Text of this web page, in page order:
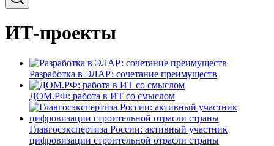
ИТ-проекты
Разработка в ЭЛАР: сочетание преимуществ
ДОМ.РФ: работа в ИТ со смыслом
Главгосэкспертиза России: активный участник
цифровизации строительной отрасли страны